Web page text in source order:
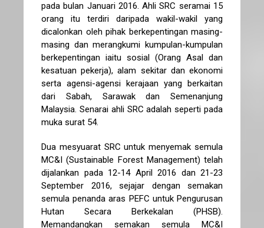
pada bulan Januari 2016. Ahli SRC seramai 15
orang itu terdiri daripada wakil-wakil yang
dicalonkan oleh pihak berkepentingan masing-
masing dan merangkumi kumpulan-kumpulan
berkepentingan iaitu sosial (Orang Asal dan
kesatuan pekerja), alam sekitar dan ekonomi
serta agensi-agensi kerajaan yang berkaitan
dari Sabah, Sarawak dan Semenanjung
Malaysia. Senarai ahli SRC adalah seperti pada
muka surat 54.
Dua mesyuarat SRC untuk menyemak semula
MC&I (Sustainable Forest Management) telah
dijalankan pada 12-14 April 2016 dan 21-23
September 2016, sejajar dengan semakan
semula penanda aras PEFC untuk Pengurusan
Hutan Secara Berkekalan (PHSB).
Memandangkan semakan semula MC&I